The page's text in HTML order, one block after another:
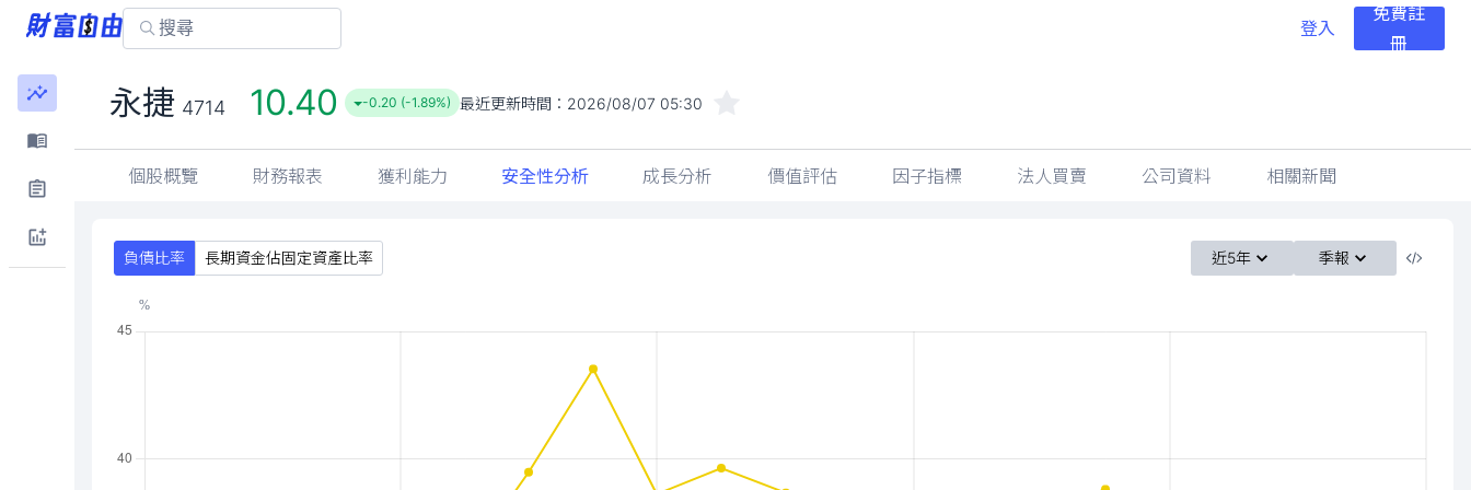
登入
免費註
冊
永捷 4714 10.40 -0.20 (-1.89%) 最近更新時間： 2026/08/07 05:30
個股概覽 財務報表 獲利能力 安全性分析 成長分析 價值評估 因子指標 法人買賣 公司資料 相關新聞
負債比率 長期資金佔固定資產比率 近5年 季報